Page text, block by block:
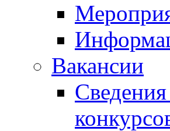
Вакансии